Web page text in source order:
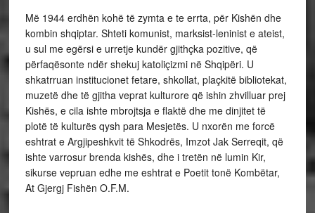
Më 1944 erdhën kohë të zymta e te errta, për Kishën dhe
kombin shqiptar. Shteti komunist, marksist-leninist e ateist,
u sul me egërsi e urretje kundër gjithçka pozitive, që
përfaqësonte ndër shekuj katoliçizmi në Shqipëri. U
shkatrruan institucionet fetare, shkollat, plaçkitë bibliotekat,
muzetë dhe të gjitha veprat kulturore që ishin zhvilluar prej
Kishës, e cila ishte mbrojtsja e flaktë dhe me dinjitet të
plotë të kulturës qysh para Mesjetës. U nxorën me forcë
eshtrat e Argjipeshkvit të Shkodrës, Imzot Jak Serreqit, që
ishte varrosur brenda kishës, dhe i tretën në lumin Kir,
sikurse vepruan edhe me eshtrat e Poetit tonë Kombëtar,
At Gjergj Fishën O.F.M.